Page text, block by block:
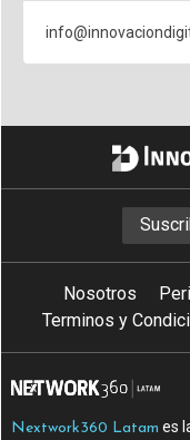
Nosotros
Terminos y
Nextwork360 Latam es